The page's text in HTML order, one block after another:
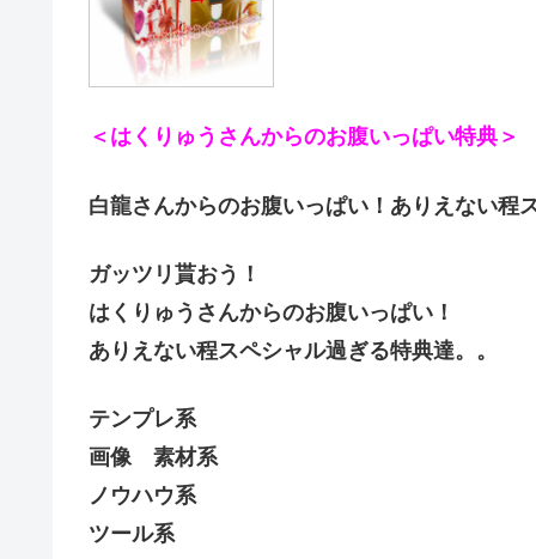
＜はくりゅうさんからのお腹いっぱい特典＞
白龍さんからのお腹いっぱい！ありえない程
ガッツリ貰おう！
はくりゅうさんからのお腹いっぱい！
ありえない程スペシャル過ぎる特典達。。
テンプレ系
画像 素材系
ノウハウ系
ツール系